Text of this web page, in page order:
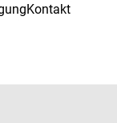
Kontakt